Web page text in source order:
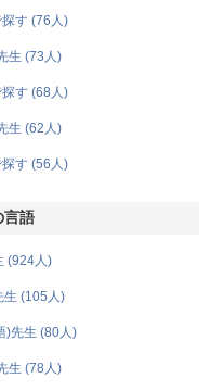
す (76人)
生 (73人)
す (68人)
生 (62人)
す (56人)
言語
(924人)
生 (105人)
)先生 (80人)
生 (78人)